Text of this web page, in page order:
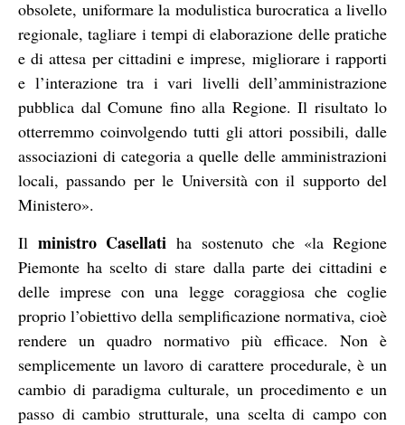
obsolete, uniformare la modulistica burocratica a livello
regionale, tagliare i tempi di elaborazione delle pratiche
e di attesa per cittadini e imprese, migliorare i rapporti
e l’interazione tra i vari livelli dell’amministrazione
pubblica dal Comune fino alla Regione. Il risultato lo
otterremmo coinvolgendo tutti gli attori possibili, dalle
associazioni di categoria a quelle delle amministrazioni
locali, passando per le Università con il supporto del
Ministero».
Ilministro Casellati ha sostenuto che «la Regione
Piemonte ha scelto di stare dalla parte dei cittadini e
delle imprese con una legge coraggiosa che coglie
proprio l’obiettivo della semplificazione normativa, cioè
rendere un quadro normativo più efficace. Non è
semplicemente un lavoro di carattere procedurale, è un
cambio di paradigma culturale, un procedimento e un
passo di cambio strutturale, una scelta di campo con